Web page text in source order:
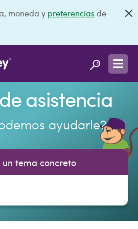
moneda y preferenciasde
asistencia
ayudarle?
un tema concreto